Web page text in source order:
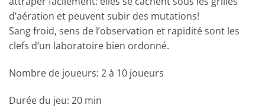
d’aération et peuvent subir des mutations!
Sang froid, sens de l’observation et rapidité sont les
clefs d’un laboratoire bien ordonné.
Nombre de joueurs: 2 à 10 joueurs
Durée du jeu: 20 min